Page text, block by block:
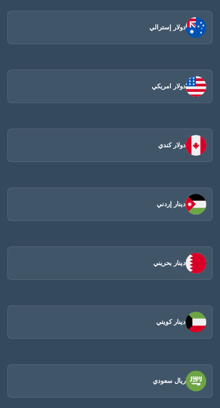
دولار إسترالي
دولار امريكي
دولار كندي
دينار إردني
دينار بحريني
دينار كويتي
ريال سعودي